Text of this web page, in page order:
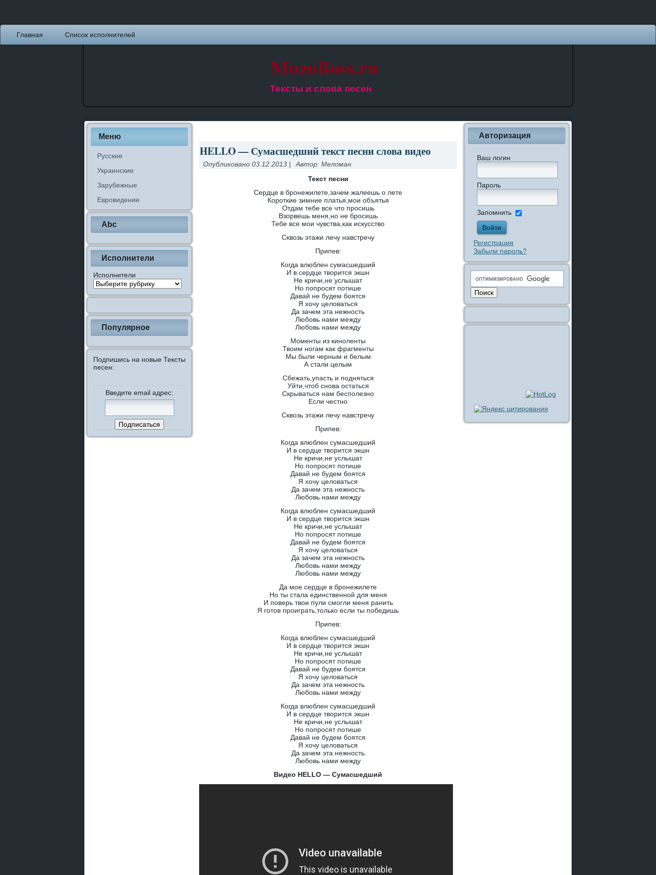
Главная Список исполнителей
MuzoBoss.ru
Тексты и слова песен
Меню
Русские
Украинские
Зарубежные
Евровидение
Abc
Исполнители
Исполнители
Популярное
Подпишись на новые Тексты
песен:
Введите email адрес:
HELLO — Сумасшедший текст песни слова видео
Опубликовано 03.12.2013 | Автор: Меломан
Текст песни
Сердце в бронежилете,зачем жалеешь о лете
Короткие зимние платья,мои объятья
Отдам тебе все что просишь
Взорвешь меня,но не бросишь
Тебе все мои чувства,как искусство
Сквозь этажи лечу навстречу
Припев:
Когда влюблен сумасшедший
И в сердце творится экшн
Не кричи,не услышат
Но попросят потише
Давай не будем боятся
Я хочу целоваться
Да зачем эта нежность
Любовь нами между
Любовь нами между
Моменты из киноленты
Твоим ногам как фрагменты
Мы были черным и белым
А стали целым
Сбежать,упасть и подняться
Уйти,чтоб снова остаться
Скрываться нам бесполезно
Если честно
Сквозь этажи лечу навстречу
Припев:
Когда влюблен сумасшедший
И в сердце творится экшн
Не кричи,не услышат
Но попросят потише
Давай не будем боятся
Я хочу целоваться
Да зачем эта нежность
Любовь нами между
Когда влюблен сумасшедший
И в сердце творится экшн
Не кричи,не услышат
Но попросят потише
Давай не будем боятся
Я хочу целоваться
Да зачем эта нежность
Любовь нами между
Любовь нами между
Да мое сердце в бронежилете
Но ты стала единственной для меня
И поверь твои пули смогли меня ранить
Я готов проиграть,только если ты победишь
Припев:
Когда влюблен сумасшедший
И в сердце творится экшн
Не кричи,не услышат
Но попросят потише
Давай не будем боятся
Я хочу целоваться
Да зачем эта нежность
Любовь нами между
Когда влюблен сумасшедший
И в сердце творится экшн
Не кричи,не услышат
Но попросят потише
Давай не будем боятся
Я хочу целоваться
Да зачем эта нежность
Любовь нами между
Видео HELLO — Сумасшедший
Авторизация
Ваш логин
Пароль
Запомнить
Регистрация
Забыли пароль?